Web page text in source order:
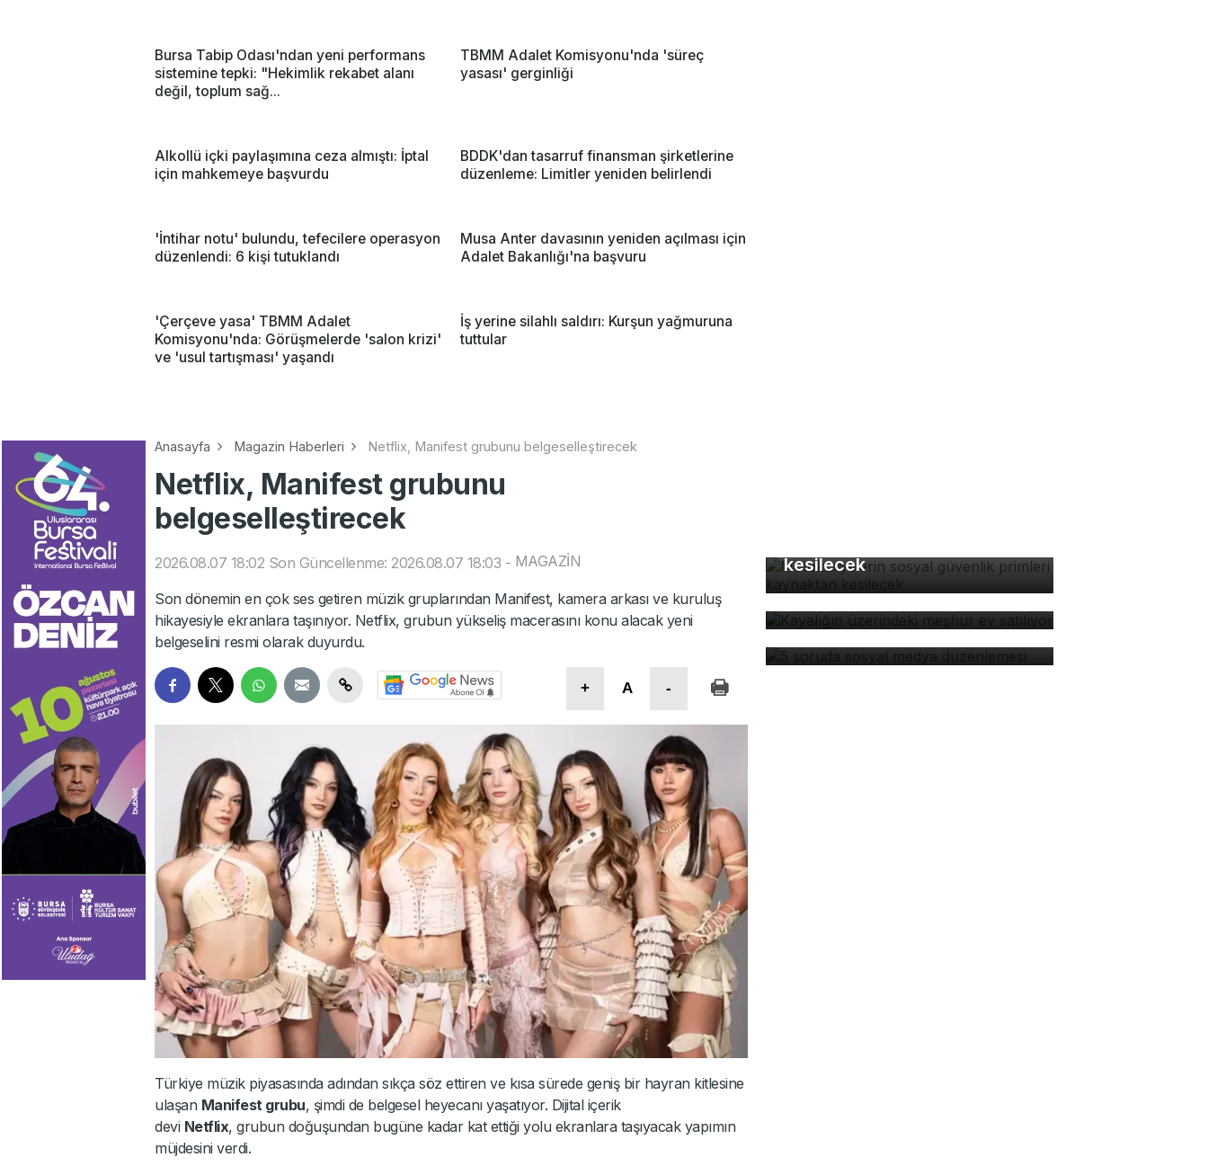
Bursa Tabip Odası'ndan yeni performans
sistemine tepki: "Hekimlik rekabet alanı
değil, toplum sağ...
TBMM Adalet Komisyonu'nda 'süreç
yasası' gerginliği
Alkollü içki paylaşımına ceza almıştı: İptal
için mahkemeye başvurdu
BDDK'dan tasarruf finansman şirketlerine
düzenleme: Limitler yeniden belirlendi
'İntihar notu' bulundu, tefecilere operasyon
düzenlendi: 6 kişi tutuklandı
Musa Anter davasının yeniden açılması için
Adalet Bakanlığı'na başvuru
'Çerçeve yasa' TBMM Adalet
Komisyonu'nda: Görüşmelerde 'salon krizi'
ve 'usul tartışması' yaşandı
İş yerine silahlı saldırı: Kurşun yağmuruna
tuttular
Anasayfa Magazin Haberleri Netflix, Manifest grubunu belgeselleştirecek
Netflix, Manifest grubunu
belgeselleştirecek
2026.08.07 18:02 Son Güncellenme: 2026.08.07 18:03 - MAGAZİN
Son dönemin en çok ses getiren müzik gruplarından Manifest, kamera arkası ve kuruluş
hikayesiyle ekranlara taşınıyor. Netflix, grubun yükseliş macerasını konu alacak yeni
belgeselini resmi olarak duyurdu.
+ A -
Türkiye müzik piyasasında adından sıkça söz ettiren ve kısa sürede geniş bir hayran kitlesine
ulaşan Manifest grubu, şimdi de belgesel heyecanı yaşatıyor. Dijital içerik
devi Netflix, grubun doğuşundan bugüne kadar kat ettiği yolu ekranlara taşıyacak yapımın
müjdesini verdi.
kesilecek
Kayalığın üzerindeki meşhur
ev satılıyor
5 soruda sosyal medya
düzenlemesi